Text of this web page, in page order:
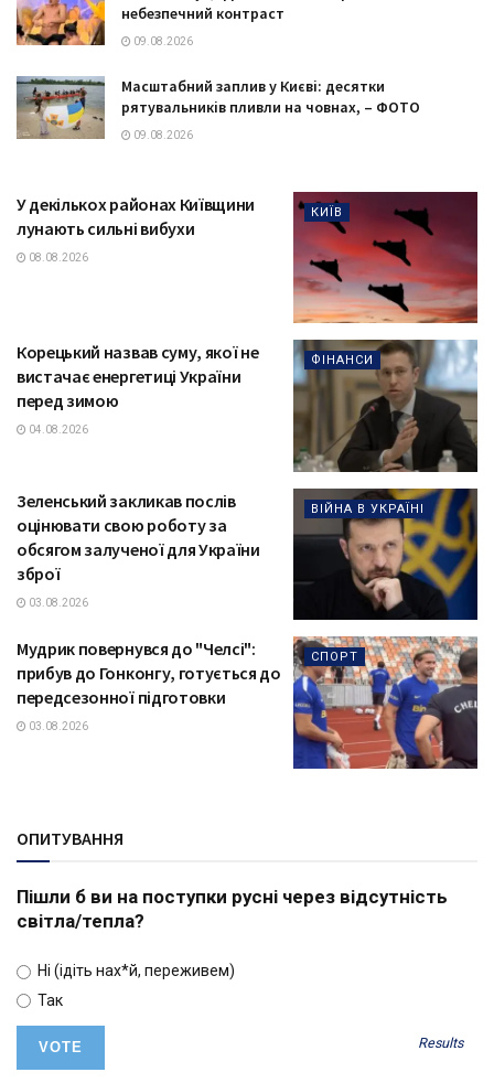
небезпечний контраст
09.08.2026
Масштабний заплив у Києві: десятки
рятувальників пливли на човнах, – ФОТО
09.08.2026
КИЇВ
У декількох районах Київщини
лунають сильні вибухи
08.08.2026
ФІНАНСИ
Корецький назвав суму, якої не
вистачає енергетиці України
перед зимою
04.08.2026
ВІЙНА В УКРАЇНІ
Зеленський закликав послів
оцінювати свою роботу за
обсягом залученої для України
зброї
03.08.2026
СПОРТ
Мудрик повернувся до "Челсі":
прибув до Гонконгу, готується до
передсезонної підготовки
03.08.2026
ОПИТУВАННЯ
Пішли б ви на поступки русні через відсутність
світла/тепла?
Ні (ідіть нах*й, переживем)
Так
Results